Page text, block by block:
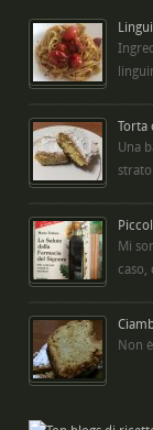
Torta
Una
Mi
caso,
Non